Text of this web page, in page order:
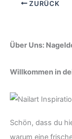
ZURÜCK
Über Uns:
Willkommen in
Schön, dass du
warum eine